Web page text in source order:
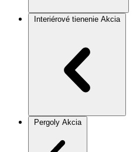
Interiérové tienenie Akcia
Pergoly Akcia